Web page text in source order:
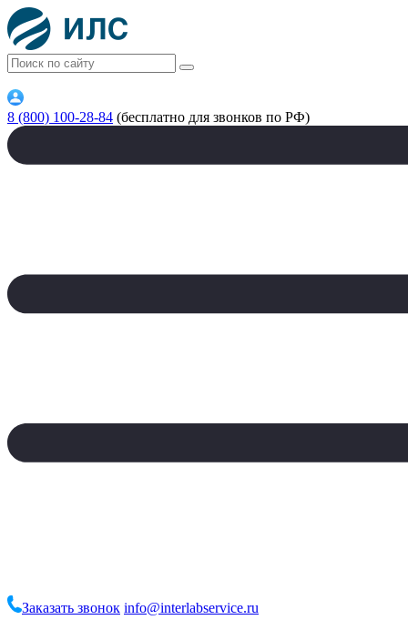
8 (800) 100-28-84 (бесплатно для звонков по РФ)
Заказать звонок info@interlabservice.ru